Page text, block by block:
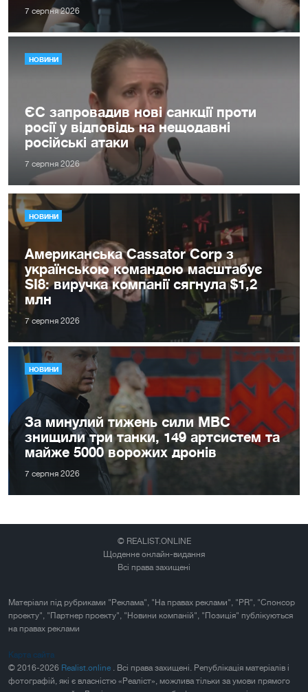
7 серпня 2026
НОВИНИ
ЄС запровадив нові санкції проти
росії у відповідь на нещодавні
російські атаки
7 серпня 2026
НОВИНИ
Американська Cassator Corp з
українською командою масштабує
SI8: виручка компанії сягнула $1,2
млн
7 серпня 2026
НОВИНИ
За минулий тижень сили МВС
знищили три танки, 149 артсистем та
майже 5000 ворожих дронів
7 серпня 2026
© REALIST.ONLINE
Щоденне онлайн-видання
Всі права захищені
Матеріали під рубриками "Реклама", "На правах реклами", "PR", "Спонсор
проекту", "Партнер проекту", "Новини компаній", "Позиція" публікуються
на правах реклами
Карта сайта
© 2016-2026 Realist.online . Всі права захищені. Републікація матеріалів і
фотографій, які є власністю «Реаліст», можлива тільки за умови прямого